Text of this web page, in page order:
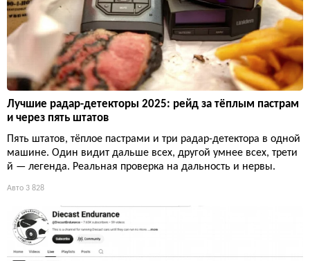
Лучшие радар-детекторы 2025: рейд за тёплым пастрам
и через пять штатов
Пять штатов, тёплое пастрами и три радар-детектора в одной
машине. Один видит дальше всех, другой умнее всех, трети
й — легенда. Реальная проверка на дальность и нервы.
Авто 3 828